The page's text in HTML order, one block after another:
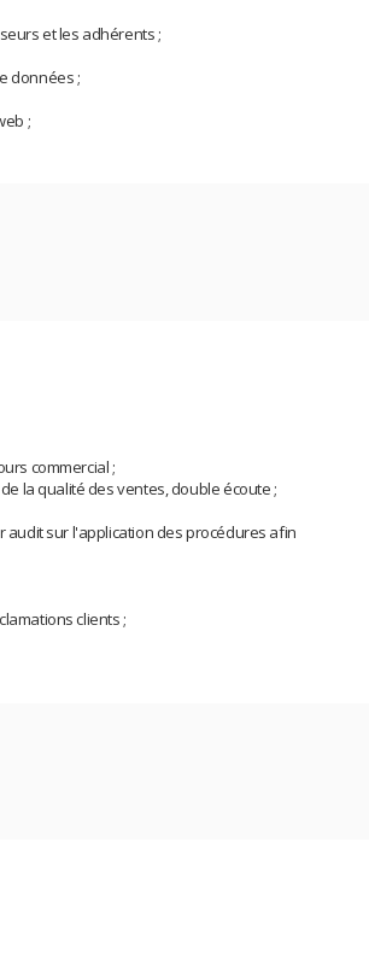
et les adhérents ;
données ;
;
commercial ;
la qualité des ventes, double écoute ;
audit sur l'application des procédures afin
clients ;